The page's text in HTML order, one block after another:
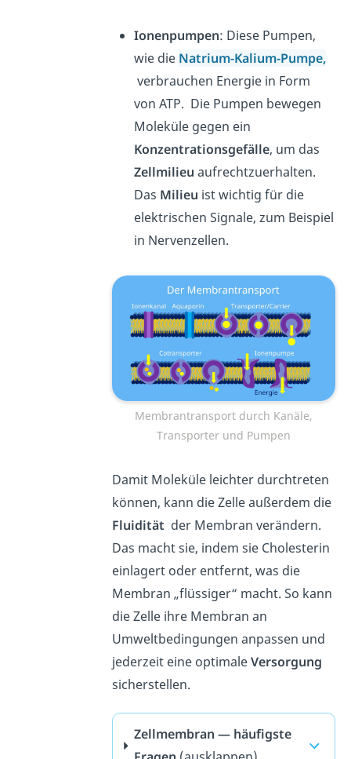
Ionenpumpen: Diese Pumpen,
wie die Natrium-Kalium-Pumpe,
verbrauchen Energie in Form
von ATP. Die Pumpen bewegen
Moleküle gegen ein
Konzentrationsgefälle, um das
Zellmilieu aufrechtzuerhalten.
Das Milieu ist wichtig für die
elektrischen Signale, zum Beispiel
in Nervenzellen.
Membrantransport durch Kanäle,
Transporter und Pumpen
Damit Moleküle leichter durchtreten
können, kann die Zelle außerdem die
Fluidität der Membran verändern.
Das macht sie, indem sie Cholesterin
einlagert oder entfernt, was die
Membran „flüssiger“ macht. So kann
die Zelle ihre Membran an
Umweltbedingungen anpassen und
jederzeit eine optimaleVersorgung
sicherstellen.
Zellmembran — häufigste